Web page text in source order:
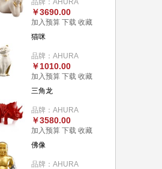
品牌：AHURA
￥3690.00
加入预算 下载 收藏
猫咪
品牌：AHURA
￥1010.00
加入预算 下载 收藏
三角龙
品牌：AHURA
￥3580.00
加入预算 下载 收藏
佛像
品牌：AHURA